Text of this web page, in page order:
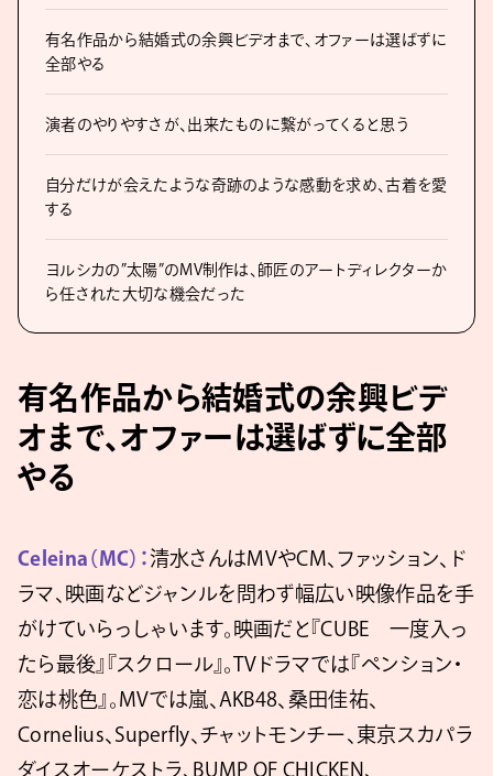
有名作品から結婚式の余興ビデオまで、オファーは選ばずに
全部やる
演者のやりやすさが、出来たものに繋がってくると思う
自分だけが会えたような奇跡のような感動を求め、古着を愛
する
ヨルシカの”太陽”のMV制作は、師匠のアートディレクターか
ら任された大切な機会だった
有名作品から結婚式の余興ビデ
オまで、オファーは選ばずに全部
やる
Celeina（MC）：清水さんはMVやCM、ファッション、ド
ラマ、映画などジャンルを問わず幅広い映像作品を手
がけていらっしゃいます。映画だと『CUBE 一度入っ
たら最後』『スクロール』。TVドラマでは『ペンション・
恋は桃色』。MVでは嵐、AKB48、桑田佳祐、
Cornelius、Superfly、チャットモンチー、東京スカパラ
ダイスオーケストラ、BUMP OF CHICKEN、